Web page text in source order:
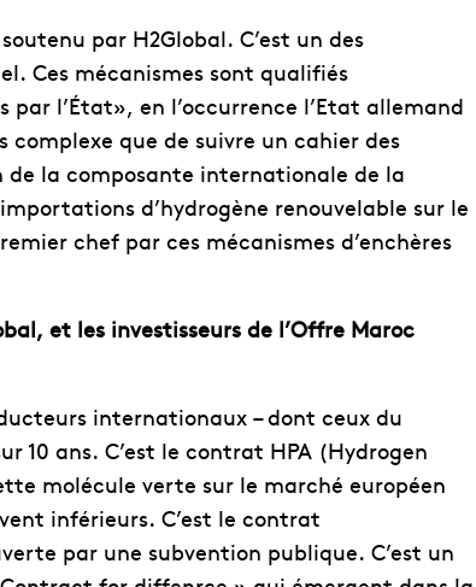
par H2Global. C’est un des
Ces mécanismes sont qualifiés
l’État», en l’occurrence l’Etat allemand
que de suivre un cahier des
la composante internationale de la
d’hydrogène renouvelable sur le
chef par ces mécanismes d’enchères
et les investisseurs de l’Offre Maroc
internationaux – dont ceux du
10 ans. C’est le contrat HPA (Hydrogen
molécule verte sur le marché européen
inférieurs. C’est le contrat
par une subvention publique. C’est un